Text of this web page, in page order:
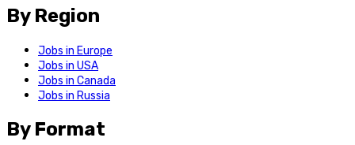
By Region
Jobs in Europe
Jobs in USA
Jobs in Canada
Jobs in Russia
By Format